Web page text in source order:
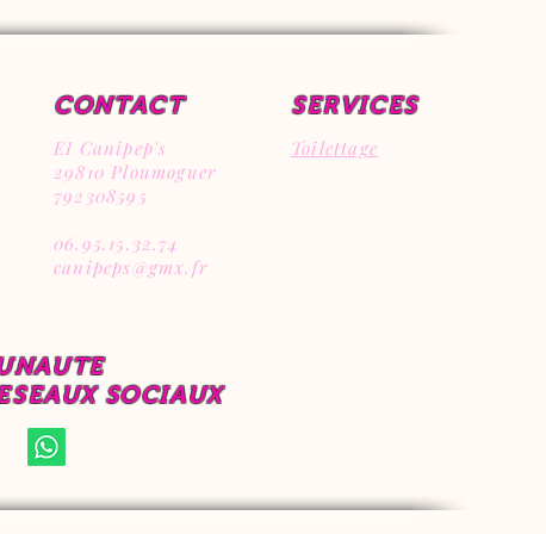
CONTACT
EI Canipep's
29810 Ploumoguer
792308595
06.95.15.32.74
canipeps@gmx.fr
SOCIAUX
SERVICES
Toilettage